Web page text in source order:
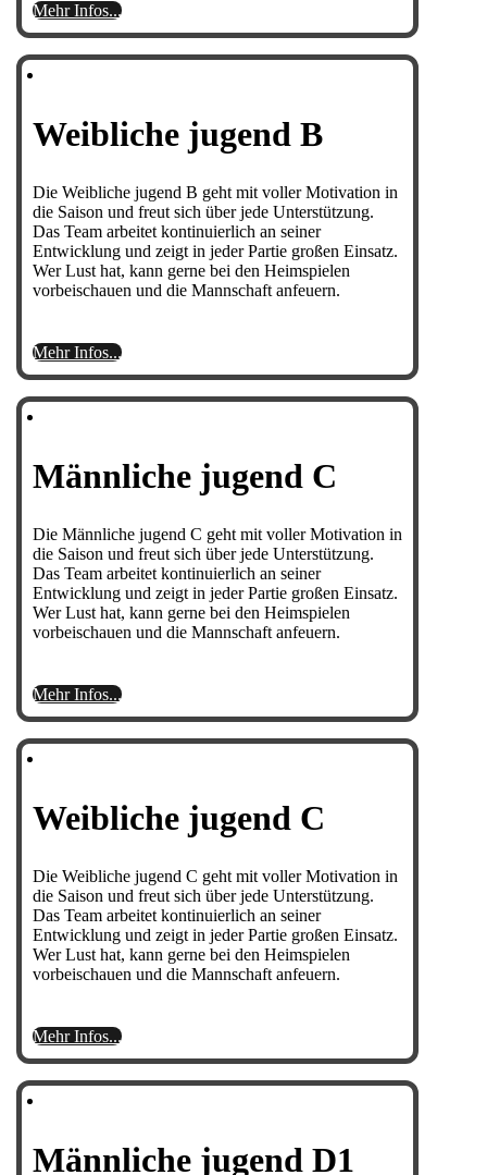
Mehr Infos...
Weibliche jugend B
Die Weibliche jugend B geht mit voller Motivation in
die Saison und freut sich über jede Unterstützung.
Das Team arbeitet kontinuierlich an seiner
Entwicklung und zeigt in jeder Partie großen Einsatz.
Wer Lust hat, kann gerne bei den Heimspielen
vorbeischauen und die Mannschaft anfeuern.
Mehr Infos...
Männliche jugend C
Die Männliche jugend C geht mit voller Motivation in
die Saison und freut sich über jede Unterstützung.
Das Team arbeitet kontinuierlich an seiner
Entwicklung und zeigt in jeder Partie großen Einsatz.
Wer Lust hat, kann gerne bei den Heimspielen
vorbeischauen und die Mannschaft anfeuern.
Mehr Infos...
Weibliche jugend C
Die Weibliche jugend C geht mit voller Motivation in
die Saison und freut sich über jede Unterstützung.
Das Team arbeitet kontinuierlich an seiner
Entwicklung und zeigt in jeder Partie großen Einsatz.
Wer Lust hat, kann gerne bei den Heimspielen
vorbeischauen und die Mannschaft anfeuern.
Mehr Infos...
Männliche jugend D1